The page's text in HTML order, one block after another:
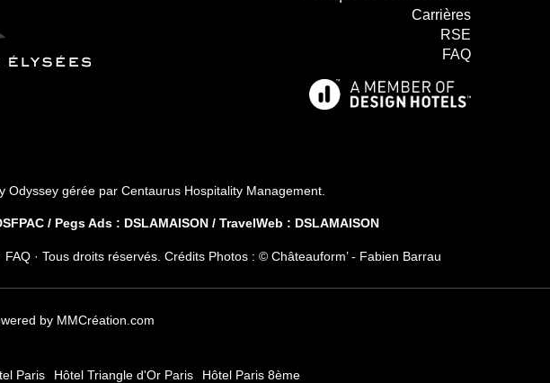
Carrières
RSE
FAQ
Odysseygérée par Centaurus Hospitality Management.
/ Pegs Ads : DSLAMAISON / TravelWeb : DSLAMAISON
FAQ · Tous droits réservés. Crédits Photos : © Châteauform’ - Fabien Barrau
by MMCréation.com
Paris Hôtel Triangle d'Or Paris Hôtel Paris 8ème
de celles-ci ou une limitation du traitement. Vous pouvez vous opposer au traitement des
données vous concernant et disposez du droit de retirer votre consentement à tout moment en
nous contactant directement. Vous avez la possibilité d'introduire une réclamation auprès
d'une autorité de contrôle si vous estimez que ce traitement de données à caractère personnel